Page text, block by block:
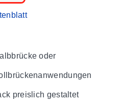
oder
preislich gestaltet